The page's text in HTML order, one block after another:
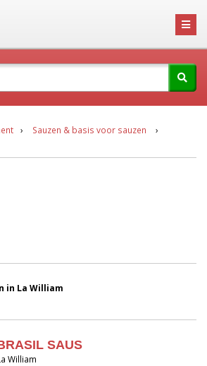
Sauzen & basis voor sauzen
in La William
SAUS
William